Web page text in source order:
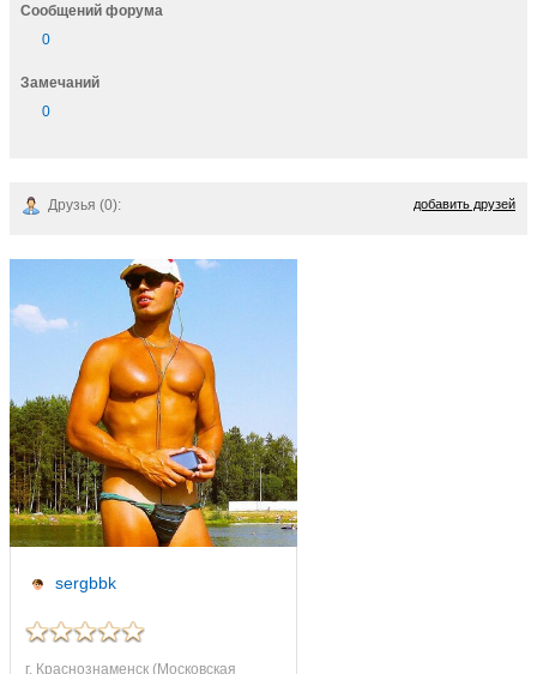
Cообщений форума
0
Замечаний
0
Друзья (0): добавить друзей
sergbbk
г. Краснознаменск (Московская